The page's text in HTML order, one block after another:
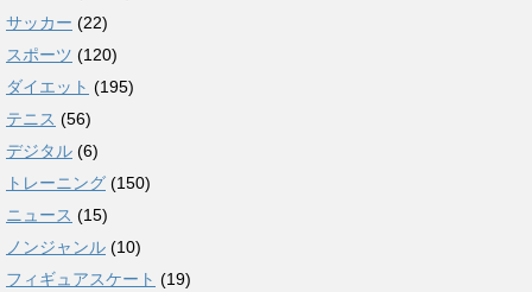
サッカー (22)
スポーツ (120)
ダイエット (195)
テニス (56)
デジタル (6)
トレーニング (150)
ニュース (15)
ノンジャンル (10)
フィギュアスケート (19)